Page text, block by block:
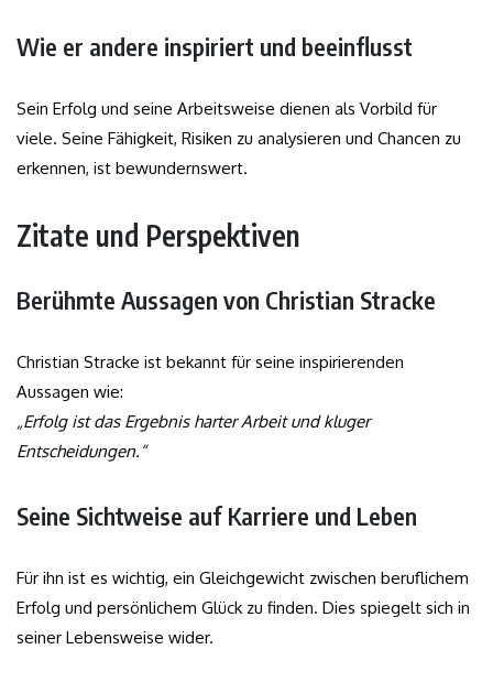
Wie er andere inspiriert und beeinflusst
Sein Erfolg und seine Arbeitsweise dienen als Vorbild für
viele. Seine Fähigkeit, Risiken zu analysieren und Chancen zu
erkennen, ist bewundernswert.
Zitate und Perspektiven
Berühmte Aussagen von Christian Stracke
Christian Stracke ist bekannt für seine inspirierenden
Aussagen wie:
„Erfolg ist das Ergebnis harter Arbeit und kluger
Entscheidungen.“
Seine Sichtweise auf Karriere und Leben
Für ihn ist es wichtig, ein Gleichgewicht zwischen beruflichem
Erfolg und persönlichem Glück zu finden. Dies spiegelt sich in
seiner Lebensweise wider.